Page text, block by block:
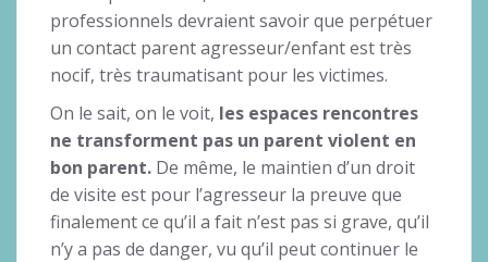
professionnels devraient savoir que perpétuer
un contact parent agresseur/enfant est très
nocif, très traumatisant pour les victimes.
On le sait, on le voit, les espaces rencontres
ne transforment pas un parent violent en
bon parent. De même, le maintien d’un droit
de visite est pour l’agresseur la preuve que
finalement ce qu’il a fait n’est pas si grave, qu’il
n’y a pas de danger, vu qu’il peut continuer le